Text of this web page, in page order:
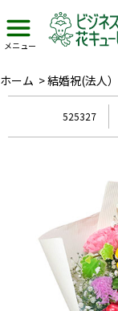
メニュー
ホーム >結婚祝(法人）
525327